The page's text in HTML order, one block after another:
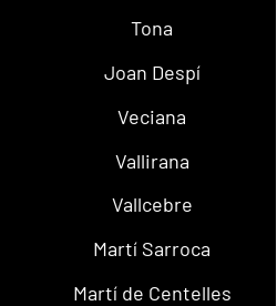
Tona
Joan Despí
Veciana
Vallirana
Vallcebre
Martí Sarroca
Martí de Centelles